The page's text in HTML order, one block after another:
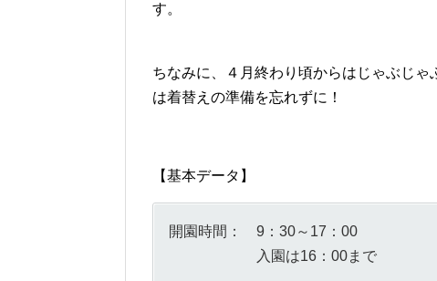
す。
ちなみに、４月終わり頃からはじゃぶじ
は着替えの準備を忘れずに！
【基本データ】
開園時間： 9：30～17：00
入園は16：00まで